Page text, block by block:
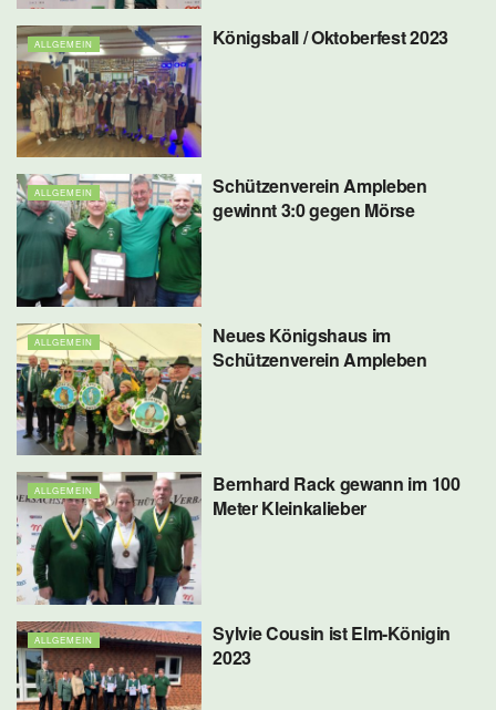
ALLGEMEIN Königsball / Oktoberfest 2023
ALLGEMEIN
Schützenverein Ampleben
gewinnt 3:0 gegen Mörse
ALLGEMEIN
Neues Königshaus im
Schützenverein Ampleben
ALLGEMEIN
Bernhard Rack gewann im 100
Meter Kleinkalieber
ALLGEMEIN
Sylvie Cousin ist Elm-Königin
2023